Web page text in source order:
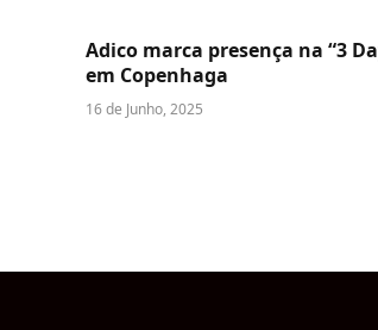
Adico marca presença na “3
em Copenhaga
16 de Junho, 2025